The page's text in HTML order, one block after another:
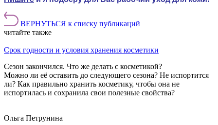
ВЕРНУТЬСЯ к списку публикаций
читайте также
Срок годности и условия хранения косметики
Сезон закончился. Что же делать с косметикой?
Можно ли её оставить до следующего сезона? Не испортится
ли? Как правильно хранить косметику, чтобы она не
испортилась и сохранила свои полезные свойства?
Ольга Петрунина